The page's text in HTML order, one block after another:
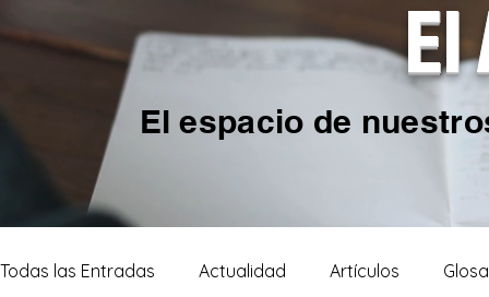
El espacio de
Todas las Entradas Actualidad Artículos